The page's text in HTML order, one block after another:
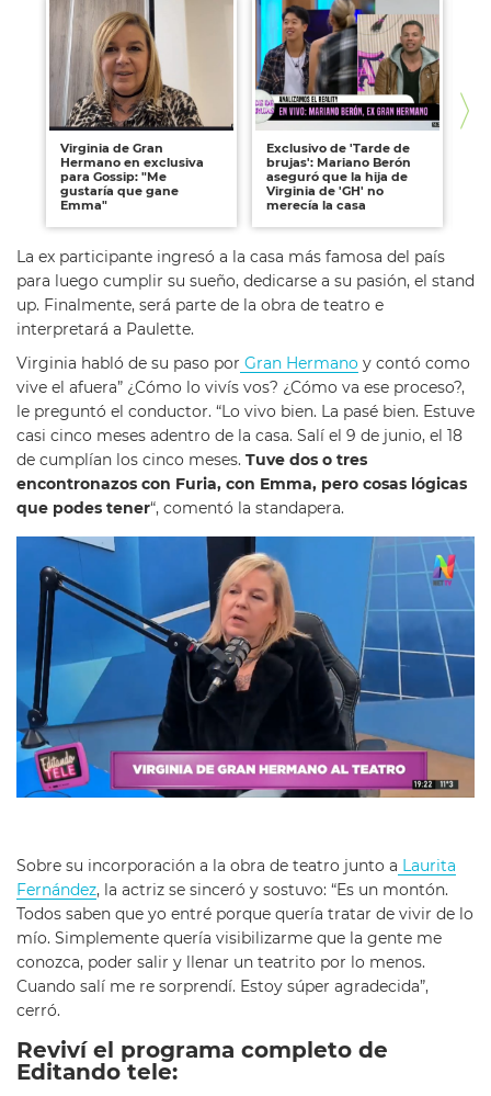
Virginia de Gran
Hermano en exclusiva
para Gossip: "Me
gustaría que gane
Emma"
Exclusivo de 'Tarde de
brujas': Mariano Berón
aseguró que la hija de
Virginia de 'GH' no
merecía la casa
La ex participante ingresó a la casa más famosa del país
para luego cumplir su sueño, dedicarse a su pasión, el stand
up. Finalmente, será parte de la obra de teatro e
interpretará a Paulette.
Virginia habló de su paso por Gran Hermano y contó como
vive el afuera” ¿Cómo lo vivís vos? ¿Cómo va ese proceso?,
le preguntó el conductor. “Lo vivo bien. La pasé bien. Estuve
casi cinco meses adentro de la casa. Salí el 9 de junio, el 18
de cumplían los cinco meses. Tuve dos o tres
encontronazos con Furia, con Emma, pero cosas lógicas
que podes tener“, comentó la standapera.
Sobre su incorporación a la obra de teatro junto a Laurita
Fernández, la actriz se sinceró y sostuvo: “Es un montón.
Todos saben que yo entré porque quería tratar de vivir de lo
mío. Simplemente quería visibilizarme que la gente me
conozca, poder salir y llenar un teatrito por lo menos.
Cuando salí me re sorprendí. Estoy súper agradecida”,
cerró.
Reviví el programa completo de
Editando tele: